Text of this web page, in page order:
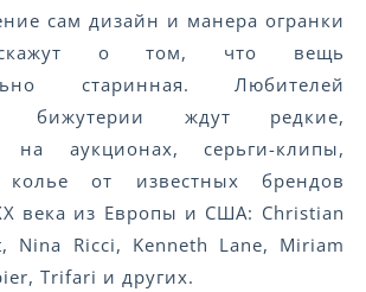
сам дизайн и манера огранки
о том, что вещь
старинная. Любителей
бижутерии ждут редкие,
на аукционах, серьги-клипы,
от известных брендов
века из Европы и США: Christian
Nina Ricci, Kenneth Lane, Miriam
Trifari и других.